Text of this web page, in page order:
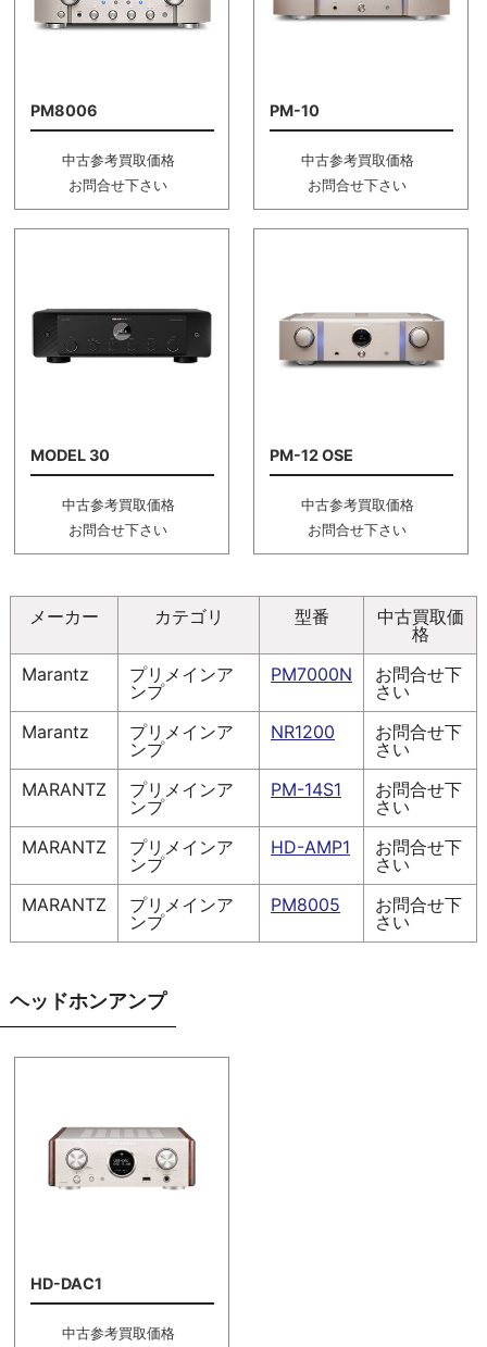
PM8006
中古参考買取価格
お問合せ下さい
PM-10
中古参考買取価格
お問合せ下さい
MODEL 30
中古参考買取価格
お問合せ下さい
PM-12 OSE
中古参考買取価格
お問合せ下さい
メーカー カテゴリ 型番
中古買取価
格
Marantz
プリメインア
ンプ
PM7000N
お問合せ下
さい
Marantz
プリメインア
ンプ
NR1200
お問合せ下
さい
MARANTZ
プリメインア
ンプ
PM-14S1
お問合せ下
さい
MARANTZ
プリメインア
ンプ
HD-AMP1
お問合せ下
さい
MARANTZ
プリメインア
ンプ
PM8005
お問合せ下
さい
ヘッドホンアンプ
HD-DAC1
中古参考買取価格